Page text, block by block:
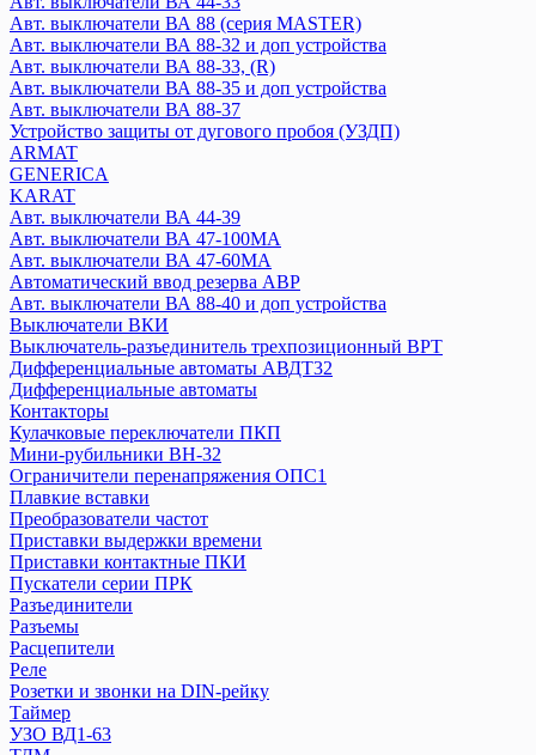
КЭАЗ
Выключатель нагрузки
Авт. выключатели
Блоки автоматического ввода резерва
Контакторы
Кулачковые переключатели
Переключатели нагрузки
Плавкие вставки
Посты кнопочные
Предохранители ПКТ
Разъединитель РБ, РПБ
Расцепители
Реле
Розетки на DIN-рейку
Рубильники, выключатели нагрузки
АВДТ
Выключатели путевые
УЗО
IEK
Авт. выключатели ВА77 (воздушные)
Переключатель кулачковый MASTER
Авт. выключатели ВА 44-35
Авт. выключатели ВА 44-33
Авт. выключатели ВА 88 (серия MASTER)
Авт. выключатели ВА 88-32 и доп устройства
Авт. выключатели ВА 88-33, (R)
Авт. выключатели ВА 88-35 и доп устройства
Авт. выключатели ВА 88-37
Авт. выключатели ВА 88 (серия MASTER)
Авт. выключатели ВА 88-32 и доп устройства
Авт. выключатели ВА 88-33, (R)
Авт. выключатели ВА 88-35 и доп устройства
Авт. выключатели ВА 88-37
Устройство защиты от дугового пробоя (УЗДП)
ARMAT
GENERICA
KARAT
Авт. выключатели ВА 44-39
Авт. выключатели ВА 47-100MA
Авт. выключатели ВА 47-60MA
Автоматический ввод резерва АВР
Авт. выключатели ВА 88-40 и доп устройства
Выключатели ВКИ
Выключатель-разъединитель трехпозиционный ВРТ
Дифференциальные автоматы АВДТ32
Дифференциальные автоматы
Контакторы
Кулачковые переключатели ПКП
Мини-рубильники ВН-32
Ограничители перенапряжения ОПС1
Плавкие вставки
Преобразователи частот
Приставки выдержки времени
Приставки контактные ПКИ
Пускатели серии ПРК
Разъединители
Разъемы
Расцепители
Реле
Розетки и звонки на DIN-рейку
Таймер
УЗО ВД1-63